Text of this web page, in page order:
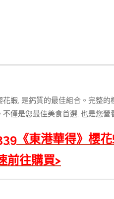
蝦, 是鈣質的最佳組合。完整的
不僅是您最佳美食首選, 也是您營
《東港華得》櫻
前往購買>